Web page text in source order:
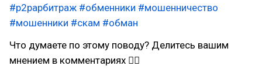
#p2pарбитраж #обменники #мошенничество
#мошенники #скам #обман
Что думаете по этому поводу? Делитесь вашим
мнением в комментариях 👇🏻